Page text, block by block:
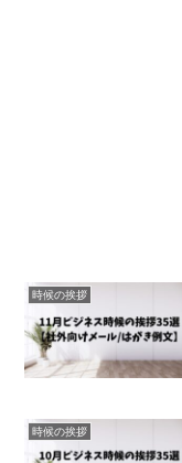
時候の挨拶
時候の挨拶